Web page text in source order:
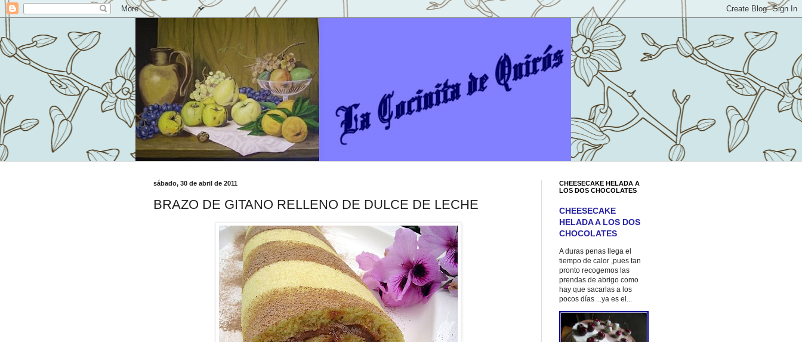
sábado, 30 de abril de 2011
BRAZO DE GITANO RELLENO DE DULCE DE LECHE
CHEESECAKE HELADA A
LOS DOS CHOCOLATES
CHEESECAKE
HELADA A LOS DOS
CHOCOLATES
A duras penas llega el
tiempo de calor ,pues tan
pronto recogemos las
prendas de abrigo como
hay que sacarlas a los
pocos días ...ya es el...